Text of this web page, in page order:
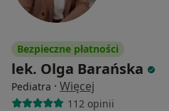
Bezpieczne płatności
lek. Olga Barańska
Pediatra · Więcej
112 opinii